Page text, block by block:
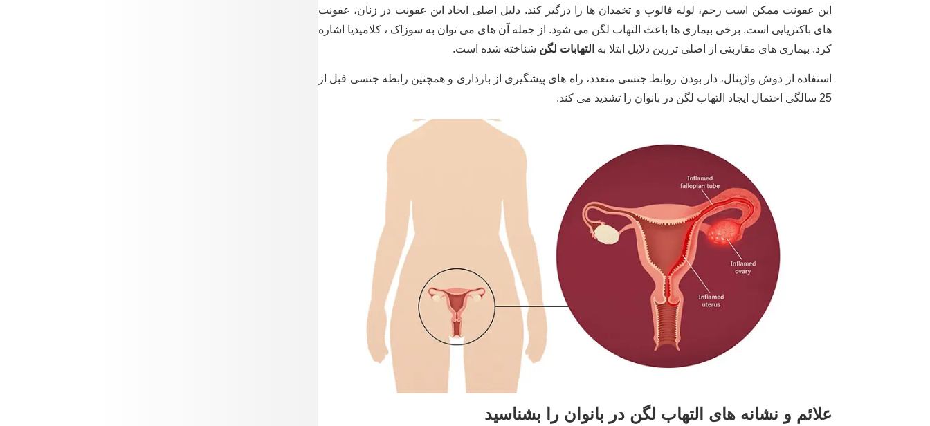
این عفونت ممکن است رحم، لوله فالوپ و تخمدان ها را درگیر کند. دلیل اصلی ایجاد این عفونت در زنان، عفونت
های باکتریایی است. برخی بیماری ها باعث التهاب لگن می شود. از جمله آن های می توان به سوزاک ، کلامیدیا اشاره
کرد. بیماری های مقاربتی از اصلی تررین دلایل ابتلا به التهابات لگن شناخته شده است.
استفاده از دوش واژینال، دار بودن روابط جنسی متعدد، راه های پیشگیری از بارداری و همچنین رابطه جنسی قبل از
25 سالگی احتمال ایجاد التهاب لگن در بانوان را تشدید می کند.
علائم و نشانه های التهاب لگن در بانوان را بشناسید